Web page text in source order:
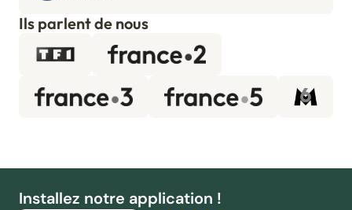
Ils parlent de nous
Installez notre application !